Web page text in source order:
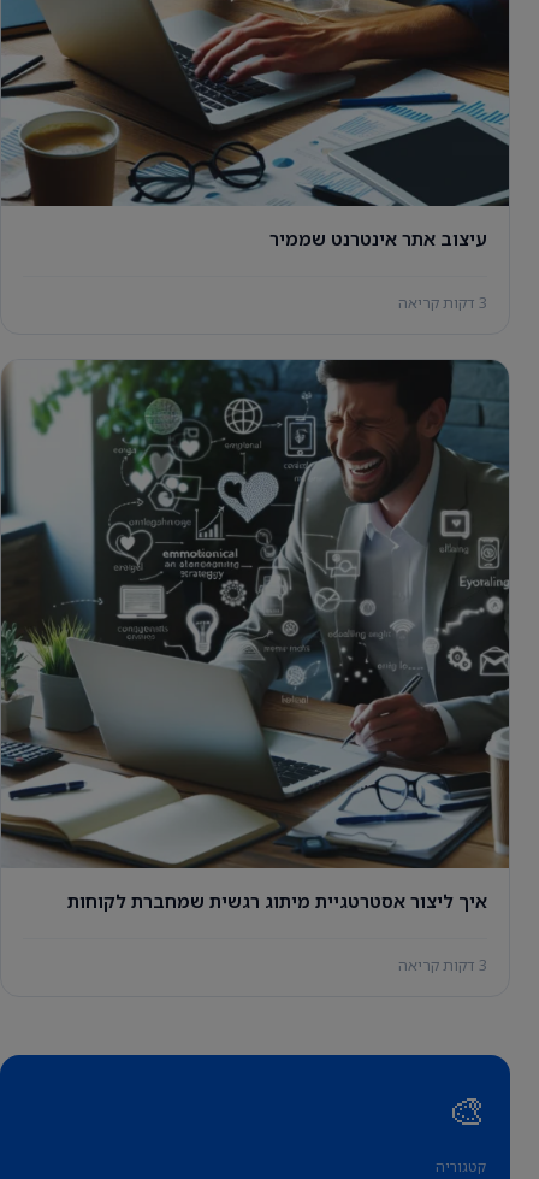
עיצוב אתר אינטרנט שממיר
3 דקות קריאה
איך ליצור אסטרטגיית מיתוג רגשית שמחברת לקוחות
3 דקות קריאה
🎨
קטגוריה